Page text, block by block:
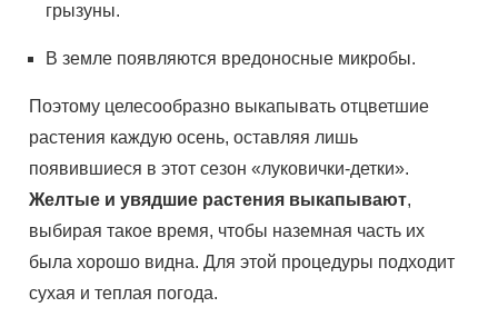
грызуны.
В земле появляются вредоносные микробы.
Поэтому целесообразно выкапывать отцветшие
растения каждую осень, оставляя лишь
появившиеся в этот сезон «луковички-детки».
Желтые и увядшие растения выкапывают,
выбирая такое время, чтобы наземная часть их
была хорошо видна. Для этой процедуры подходит
сухая и теплая погода.